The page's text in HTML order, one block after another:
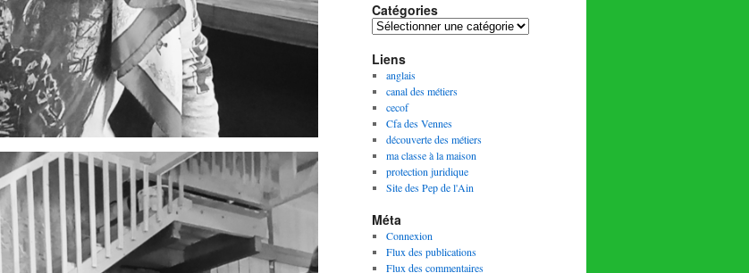
Catégories
Catégories
Liens
anglais
canal des métiers
cecof
Cfa des Vennes
découverte des métiers
ma classe à la maison
protection juridique
Site des Pep de l'Ain
Méta
Connexion
Flux des publications
Flux des commentaires